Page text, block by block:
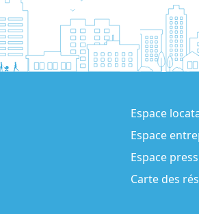
Espace
Espace
Espace
Carte des